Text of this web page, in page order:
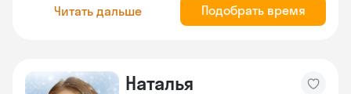
Читать дальше Подобрать время
Наталья